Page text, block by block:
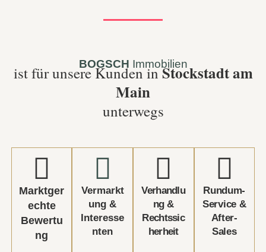
BOGSCH Immobilien
ist für unsere Kunden inStockstadt am
Main
unterwegs
Marktger
echte
Bewertu
ng
Vermarkt
ung &
Interesse
nten
Verhandlu
ng &
Rechtssic
herheit
Rundum-
Service &
After-
Sales